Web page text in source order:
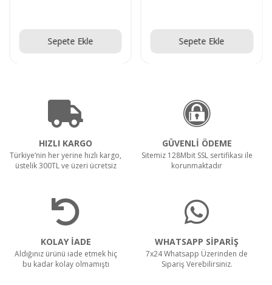
Sepete Ekle
Sepete Ekle
HIZLI KARGO
Türkiye’nin her yerine hızlı kargo,
üstelik 300TL ve üzeri ücretsiz
GÜVENLİ ÖDEME
Sitemiz 128Mbit SSL sertifikası ile
korunmaktadır
KOLAY İADE
Aldığınız ürünü iade etmek hiç
bu kadar kolay olmamıştı
WHATSAPP SİPARİŞ
7x24 Whatsapp Üzerinden de
Sipariş Verebilirsiniz.